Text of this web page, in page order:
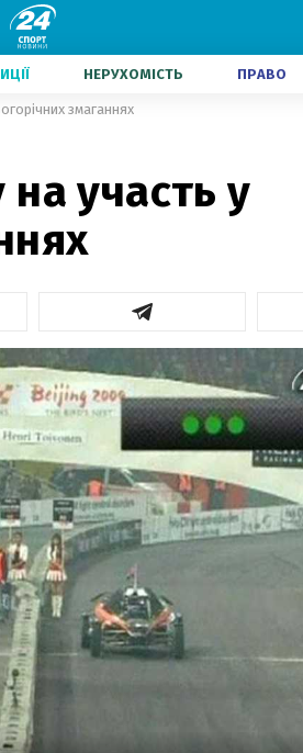
НЕРУХОМІСТЬ ПРАВО
змаганнях
участь у